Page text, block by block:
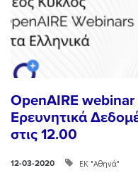
OpenAIRE webinar
Ερευνητικά
στις 12.00
12-03-2020 ΕΚ "Αθηνά"